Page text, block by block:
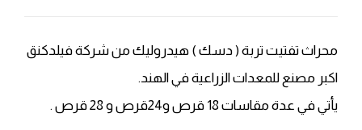
محراث تفتيت تربة ( دسك ) هيدروليك من شركة فيلدكنق
اكبر مصنع للمعدات الزراعية في الهند.
يأتي في عدة مقاسات 18 قرص و24قرص و 28 قرص .